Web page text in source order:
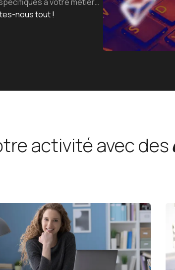
Prestations sur-mesure
Revues
Guides
Etude de
nous tout !
activité avec des